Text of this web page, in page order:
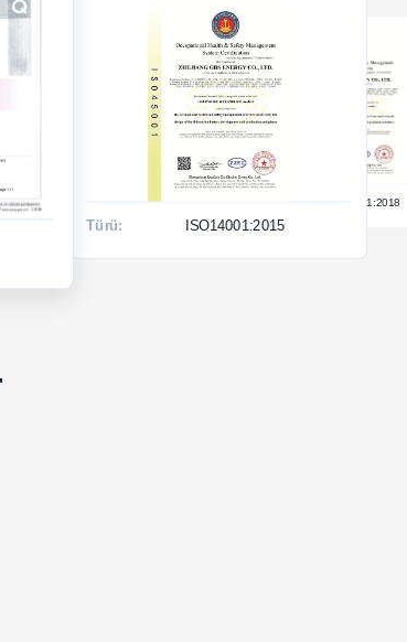
Türü: ISO45001:2018